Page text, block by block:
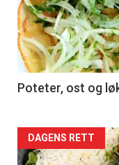
Poteter, ost og
Forsiden
DAGENS RETT